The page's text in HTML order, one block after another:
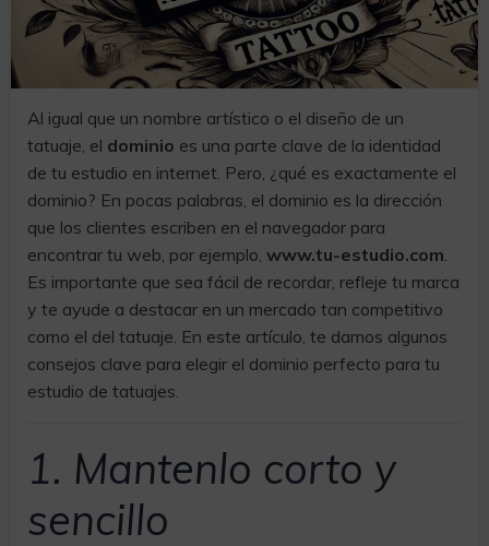
Al igual que un nombre artístico o el diseño de un
tatuaje, el dominio es una parte clave de la identidad
de tu estudio en internet. Pero, ¿qué es exactamente el
dominio? En pocas palabras, el dominio es la dirección
que los clientes escriben en el navegador para
encontrar tu web, por ejemplo, www.tu-estudio.com
Es importante que sea fácil de recordar, refleje tu marca
y te ayude a destacar en un mercado tan competitivo
como el del tatuaje. En este artículo, te damos algunos
consejos clave para elegir el dominio perfecto para tu
estudio de tatuajes.
1. Mantenlo corto y
sencillo